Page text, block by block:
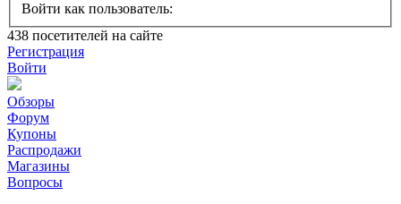
Войти как пользователь:
438 посетителей на сайте
Регистрация
Войти
Обзоры
Форум
Купоны
Распродажи
Магазины
Вопросы